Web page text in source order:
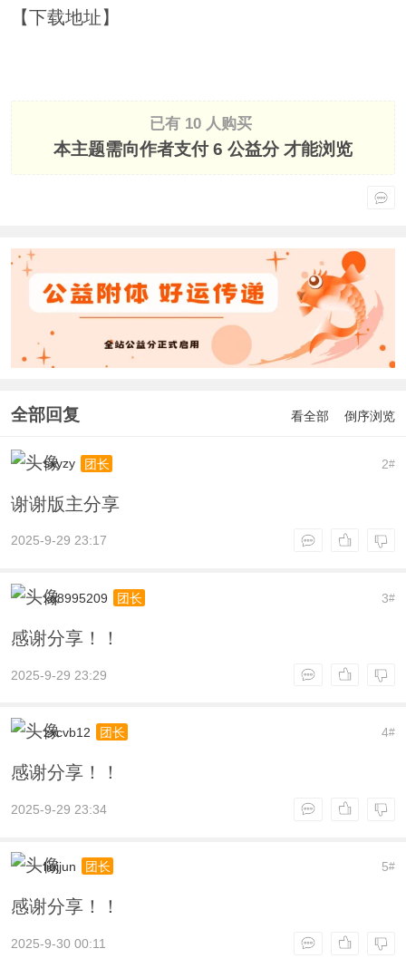
【下载地址】
已有 10 人购买
本主题需向作者支付6 公益分才能浏览
全部回复 看全部 倒序浏览
2#
sxyzy 团长
谢谢版主分享
2025-9-29 23:17
3#
xq8995209 团长
感谢分享！！
2025-9-29 23:29
4#
zxcvb12 团长
感谢分享！！
2025-9-29 23:34
5#
liujjun 团长
感谢分享！！
2025-9-30 00:11